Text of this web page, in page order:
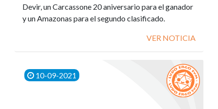
Devir, un Carcassone 20 aniversario para el ganador
y un Amazonas para el segundo clasificado.
VER NOTICIA
10-09-2021